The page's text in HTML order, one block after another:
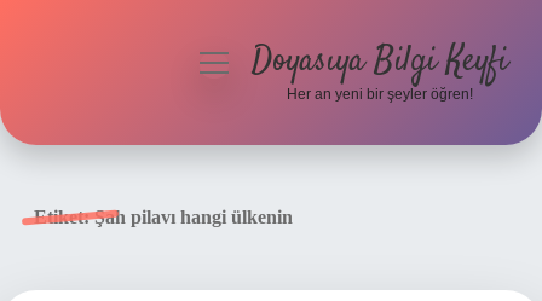
menüyüDoyasıya Bilgi Keyfi
Her an yeni bir şeyler öğren!
Etiket:Şah pilavı hangi ülkenin